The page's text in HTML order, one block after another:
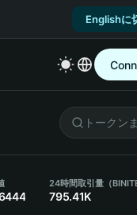
Englishに
24時間取引量（
795.41K